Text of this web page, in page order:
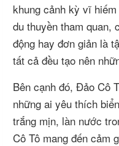
khung cảnh kỳ vĩ
du thuyền tham quan,
động hay đơn giản là
tất cả đều tạo nên
Bên cạnh đó, Đảo Cô
những ai yêu thích
trắng mịn, làn nước
Cô Tô mang đến cảm